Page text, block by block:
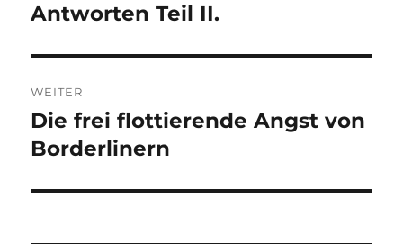
Beitrag:
Antworten Teil II.
WEITER
Nächster
Beitrag:
Die frei flottierende Angst von
Borderlinern